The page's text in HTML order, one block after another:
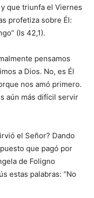
que triunfa el Viernes
profetiza sobre Él:
(Is 42,1).
pensamos
a Dios. No, es Él
nos amó primero.
aún más difícil servir
el Señor? Dando
que pagó por
de Foligno
estas palabras: “No